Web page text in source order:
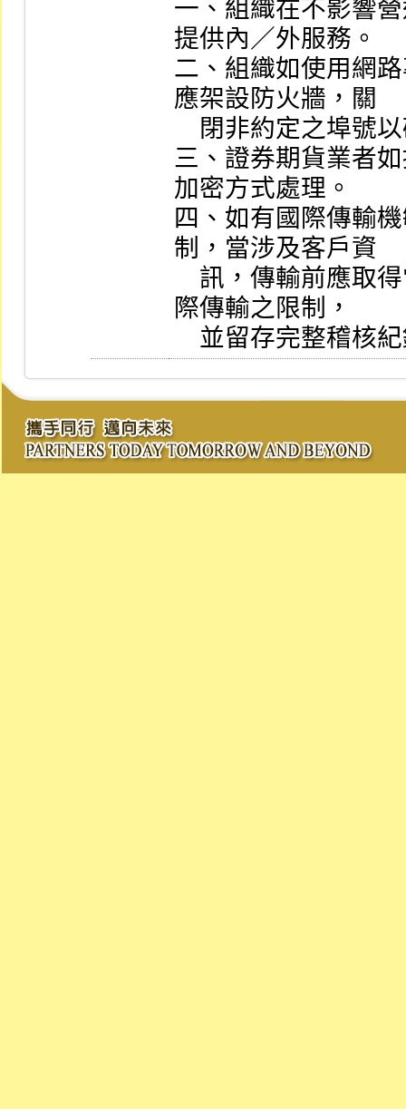
一、組織在不影響
提供內／外服務。
二、組織如使用網
應架設防火牆，關
三、證券期貨業者
加密方式處理。
四、如有國際傳輸
制，當涉及客戶資
際傳輸之限制，
並留存完整稽核